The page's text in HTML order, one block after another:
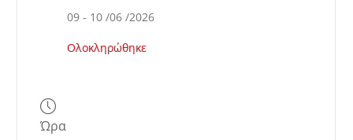
09 - 10 /06 /2026
Ολοκληρώθηκε
Ώρα